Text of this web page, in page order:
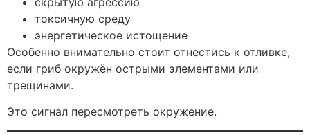
токсичную среду
энергетическое истощение
Особенно внимательно стоит отнестись к отливке,
если гриб окружён острыми элементами или
трещинами.
Это сигнал пересмотреть окружение.